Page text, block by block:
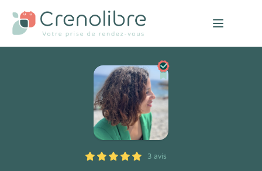
Open
5
1
5
3 3 avis